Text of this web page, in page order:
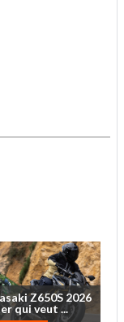
Z650S 2026
quiveut ...